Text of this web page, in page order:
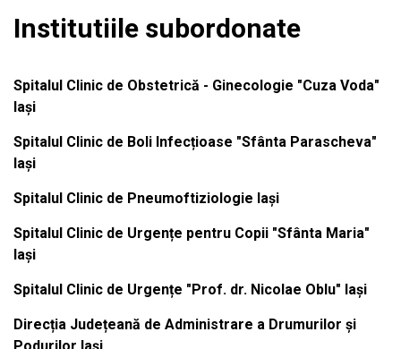
Institutiile subordonate
Spitalul Clinic de Obstetrică - Ginecologie "Cuza Voda"
Iași
Spitalul Clinic de Boli Infecțioase "Sfânta Parascheva"
Iași
Spitalul Clinic de Pneumoftiziologie Iași
Spitalul Clinic de Urgențe pentru Copii "Sfânta Maria"
Iași
Spitalul Clinic de Urgențe "Prof. dr. Nicolae Oblu" Iași
Direcția Județeană de Administrare a Drumurilor și